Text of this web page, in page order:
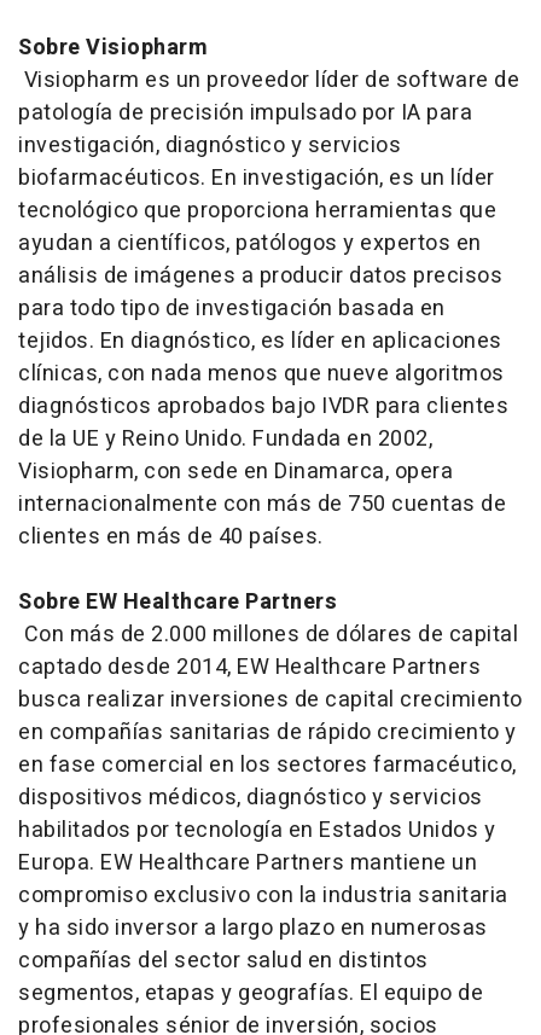
Sobre Visiopharm
Visiopharm es un proveedor líder de software de
patología de precisión impulsado por IA para
investigación, diagnóstico y servicios
biofarmacéuticos. En investigación, es un líder
tecnológico que proporciona herramientas que
ayudan a científicos, patólogos y expertos en
análisis de imágenes a producir datos precisos
para todo tipo de investigación basada en
tejidos. En diagnóstico, es líder en aplicaciones
clínicas, con nada menos que nueve algoritmos
diagnósticos aprobados bajo IVDR para clientes
de la UE y Reino Unido. Fundada en 2002,
Visiopharm, con sede en Dinamarca, opera
internacionalmente con más de 750 cuentas de
clientes en más de 40 países.
Sobre EW Healthcare Partners
Con más de 2.000 millones de dólares de capital
captado desde 2014, EW Healthcare Partners
busca realizar inversiones de capital crecimiento
en compañías sanitarias de rápido crecimiento y
en fase comercial en los sectores farmacéutico,
dispositivos médicos, diagnóstico y servicios
habilitados por tecnología en Estados Unidos y
Europa. EW Healthcare Partners mantiene un
compromiso exclusivo con la industria sanitaria
y ha sido inversor a largo plazo en numerosas
compañías del sector salud en distintos
segmentos, etapas y geografías. El equipo de
profesionales sénior de inversión, socios